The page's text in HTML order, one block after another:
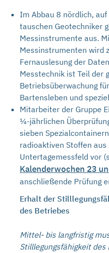
Im Abbau 8 nördlich, auf
tauschen Geotechniker
Messinstrumente aus.
Messinstrumenten wird
Fernauslesung der
Messtechnik ist Teil der
Betriebsüberwachung
Bartensleben und
Mitarbeiter der Gruppe
¼-jährlichen
sieben
radioaktiven Stoffen
Untertagemessfeld vor
Kalenderwochen 23
anschließende Prüfung
Erhalt der
des Betriebes
Mittel- bis langfristig
Stilllegungsfähigkeit